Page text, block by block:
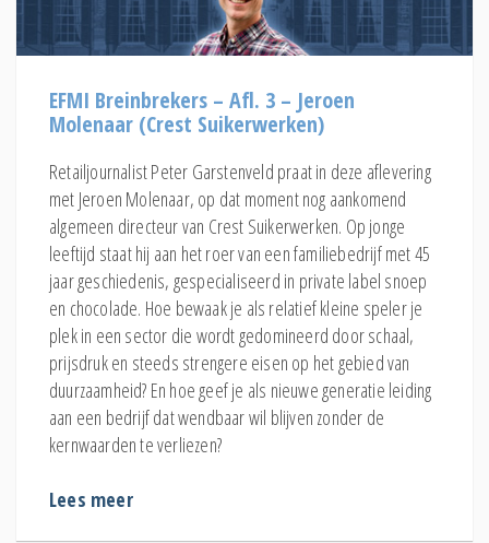
EFMI Breinbrekers – Afl. 3 – Jeroen
Molenaar (Crest Suikerwerken)
Retailjournalist Peter Garstenveld praat in deze aflevering
met Jeroen Molenaar, op dat moment nog aankomend
algemeen directeur van Crest Suikerwerken. Op jonge
leeftijd staat hij aan het roer van een familiebedrijf met 45
jaar geschiedenis, gespecialiseerd in private label snoep
en chocolade. Hoe bewaak je als relatief kleine speler je
plek in een sector die wordt gedomineerd door schaal,
prijsdruk en steeds strengere eisen op het gebied van
duurzaamheid? En hoe geef je als nieuwe generatie leiding
aan een bedrijf dat wendbaar wil blijven zonder de
kernwaarden te verliezen?
Lees meer